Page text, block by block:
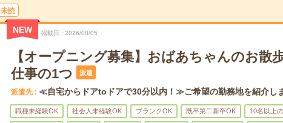
未読
NEW 掲載日 2026/08/05
【オープニング募集】おばあちゃんのお散
仕事の1つ
派遣
派遣先 ≪自宅からドアtoドアで30分以内！≫ご希望の勤務地を紹介しま
職種未経験OK 社会人未経験OK ブランクOK 既卒第二新卒OK 10名以上